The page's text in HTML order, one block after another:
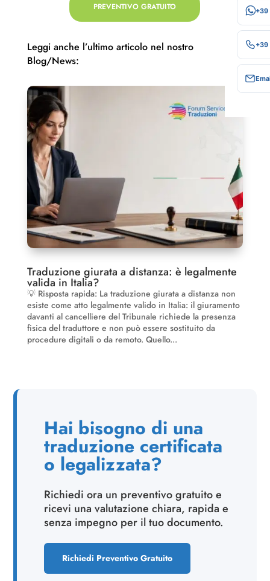
+39
PREVENTIVO GRATUITO
Leggi anche l’ultimo articolo nel nostro
Blog/News:
Traduzione giurata a distanza: è legalmente
valida in Italia?
💡 Risposta rapida: La traduzione giurata a distanza non
esiste come atto legalmente valido in Italia: il giuramento
davanti al cancelliere del Tribunale richiede la presenza
fisica del traduttore e non può essere sostituito da
procedure digitali o da remoto. Quello...
Hai bisogno di una
traduzione certificata
o legalizzata?
Richiedi ora un preventivo gratuito e
ricevi una valutazione chiara, rapida e
senza impegno per il tuo documento.
Richiedi Preventivo Gratuito